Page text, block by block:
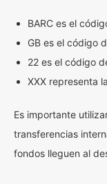
BARC es el
GB es el código
22 es el código
XXX representa
Es importante
transferencias
fondos lleguen al